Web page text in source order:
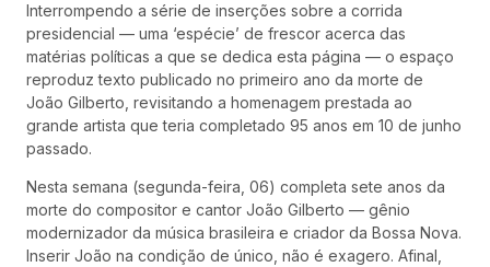
Interrompendo a série de inserções sobre a corrida
presidencial — uma ‘espécie’ de frescor acerca das
matérias políticas a que se dedica esta página — o espaço
reproduz texto publicado no primeiro ano da morte de
João Gilberto, revisitando a homenagem prestada ao
grande artista que teria completado 95 anos em 10 de junho
passado.
Nesta semana (segunda-feira, 06) completa sete anos da
morte do compositor e cantor João Gilberto — gênio
modernizador da música brasileira e criador da Bossa Nova.
Inserir João na condição de único, não é exagero. Afinal,